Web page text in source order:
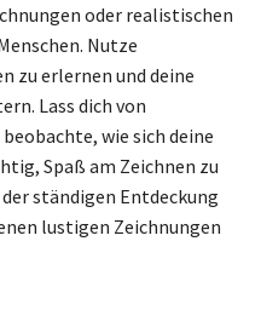
oder realistischen
Nutze
zu erlernen und deine
Lass dich von
wie sich deine
Spaß am Zeichnen zu
ständigen Entdeckung
lustigen Zeichnungen